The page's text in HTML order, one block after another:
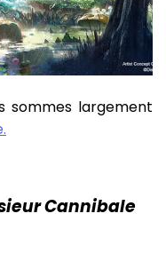
sommes largement
Cannibale